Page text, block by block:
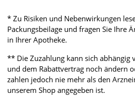
* Zu Risiken und Nebenwirkungen
Packungsbeilage und fragen Sie Ihre
in Ihrer Apotheke.
** Die Zuzahlung kann sich abhängig
und dem Rabattvertrag noch ändern
zahlen jedoch nie mehr als den
unserem Shop angegeben ist.